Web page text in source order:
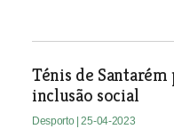
Ténis de
inclusão social
Desporto | 25-04-2023